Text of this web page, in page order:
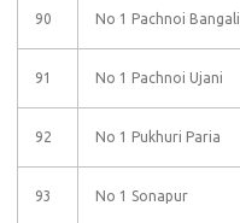
90 No 1 Pachnoi Bangali
91 No 1 Pachnoi Ujani
92 No 1 Pukhuri Paria
93 No 1 Sonapur